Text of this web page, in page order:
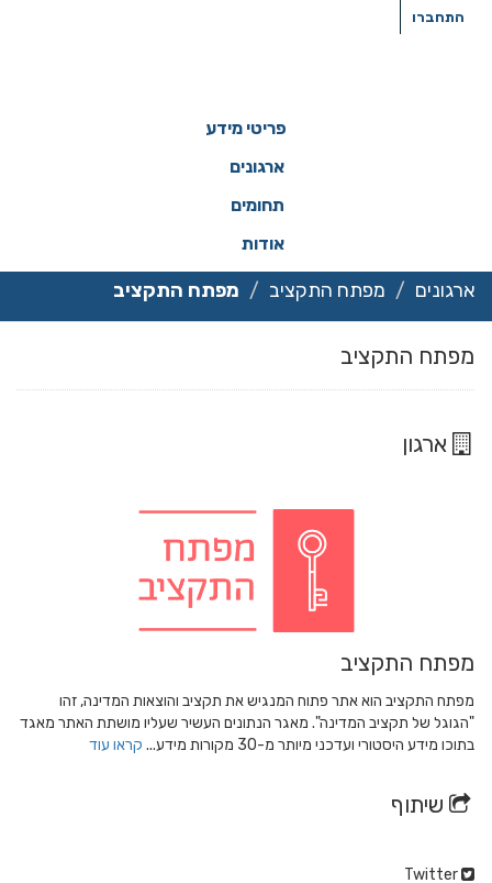
התחברו
פריטי מידע
ארגונים
תחומים
אודות
ארגונים מפתח התקציב מפתח התקציב
מפתח התקציב
ארגון
מפתח התקציב
מפתח התקציב הוא אתר פתוח המנגיש את תקציב והוצאות המדינה, זהו
"הגוגל של תקציב המדינה". מאגר הנתונים העשיר שעליו מושתת האתר מאגד
בתוכו מידע היסטורי ועדכני מיותר מ-30 מקורות מידע...
קראו עוד
שיתוף